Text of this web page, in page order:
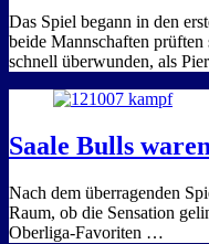
Das Spiel begann in den
beide Mannschaften
schnell überwunden, als
Saale Bulls
Nach dem überragenden
Raum, ob die Sensation
Oberliga-Favoriten …